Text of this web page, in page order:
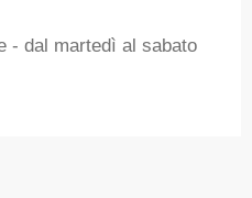
- dal martedì al sabato